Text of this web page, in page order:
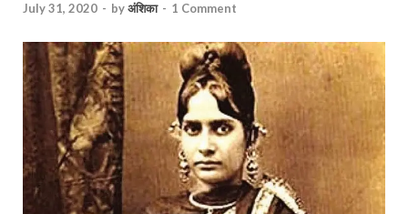
July 31, 2020 - byअंशिका - 1 Comment